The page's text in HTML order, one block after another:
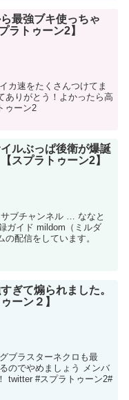
最強ブキ使っちゃ
ラトゥーン2】
カ速をたくさんつけてま
ありがとう！よかったら高
ゥーン2
ルぶっぱ後衛が爆誕
スプラトゥーン2】
ブチャンネル … ななと
ガイド mildom（ミルダ
配信をしています。
ぎて煽られました。
ーン２】
ブラスターネクロも最
のでやめましょう メンバ
twitter #スプラトゥーン2#